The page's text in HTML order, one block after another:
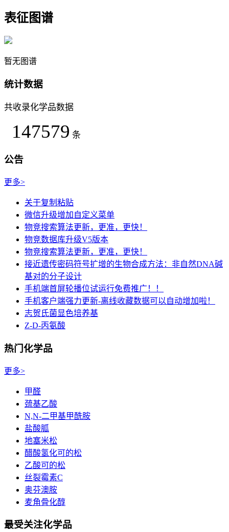
表征图谱
暂无图谱
统计数据
共收录化学品数据
147579 条
公告
更多>
关于复制粘贴
微信升级增加自定义菜单
物竞搜索算法更新，更准，更快！
物竞数据库升级V5版本
物竞搜索算法更新，更准，更快！
接近遗传密码符号扩增的生物合成方法：非自然DNA碱
基对的分子设计
手机端首屏轮播位试运行免费推广！！
手机客户端强力更新-离线收藏数据可以自动增加啦！
志贺氏菌显色培养基
Z-D-丙氨酸
热门化学品
更多>
甲醛
巯基乙酸
N,N-二甲基甲酰胺
盐酸胍
地塞米松
醋酸氢化可的松
乙酸可的松
丝裂霉素C
奥芬澳胺
麦角骨化醇
最受关注化学品